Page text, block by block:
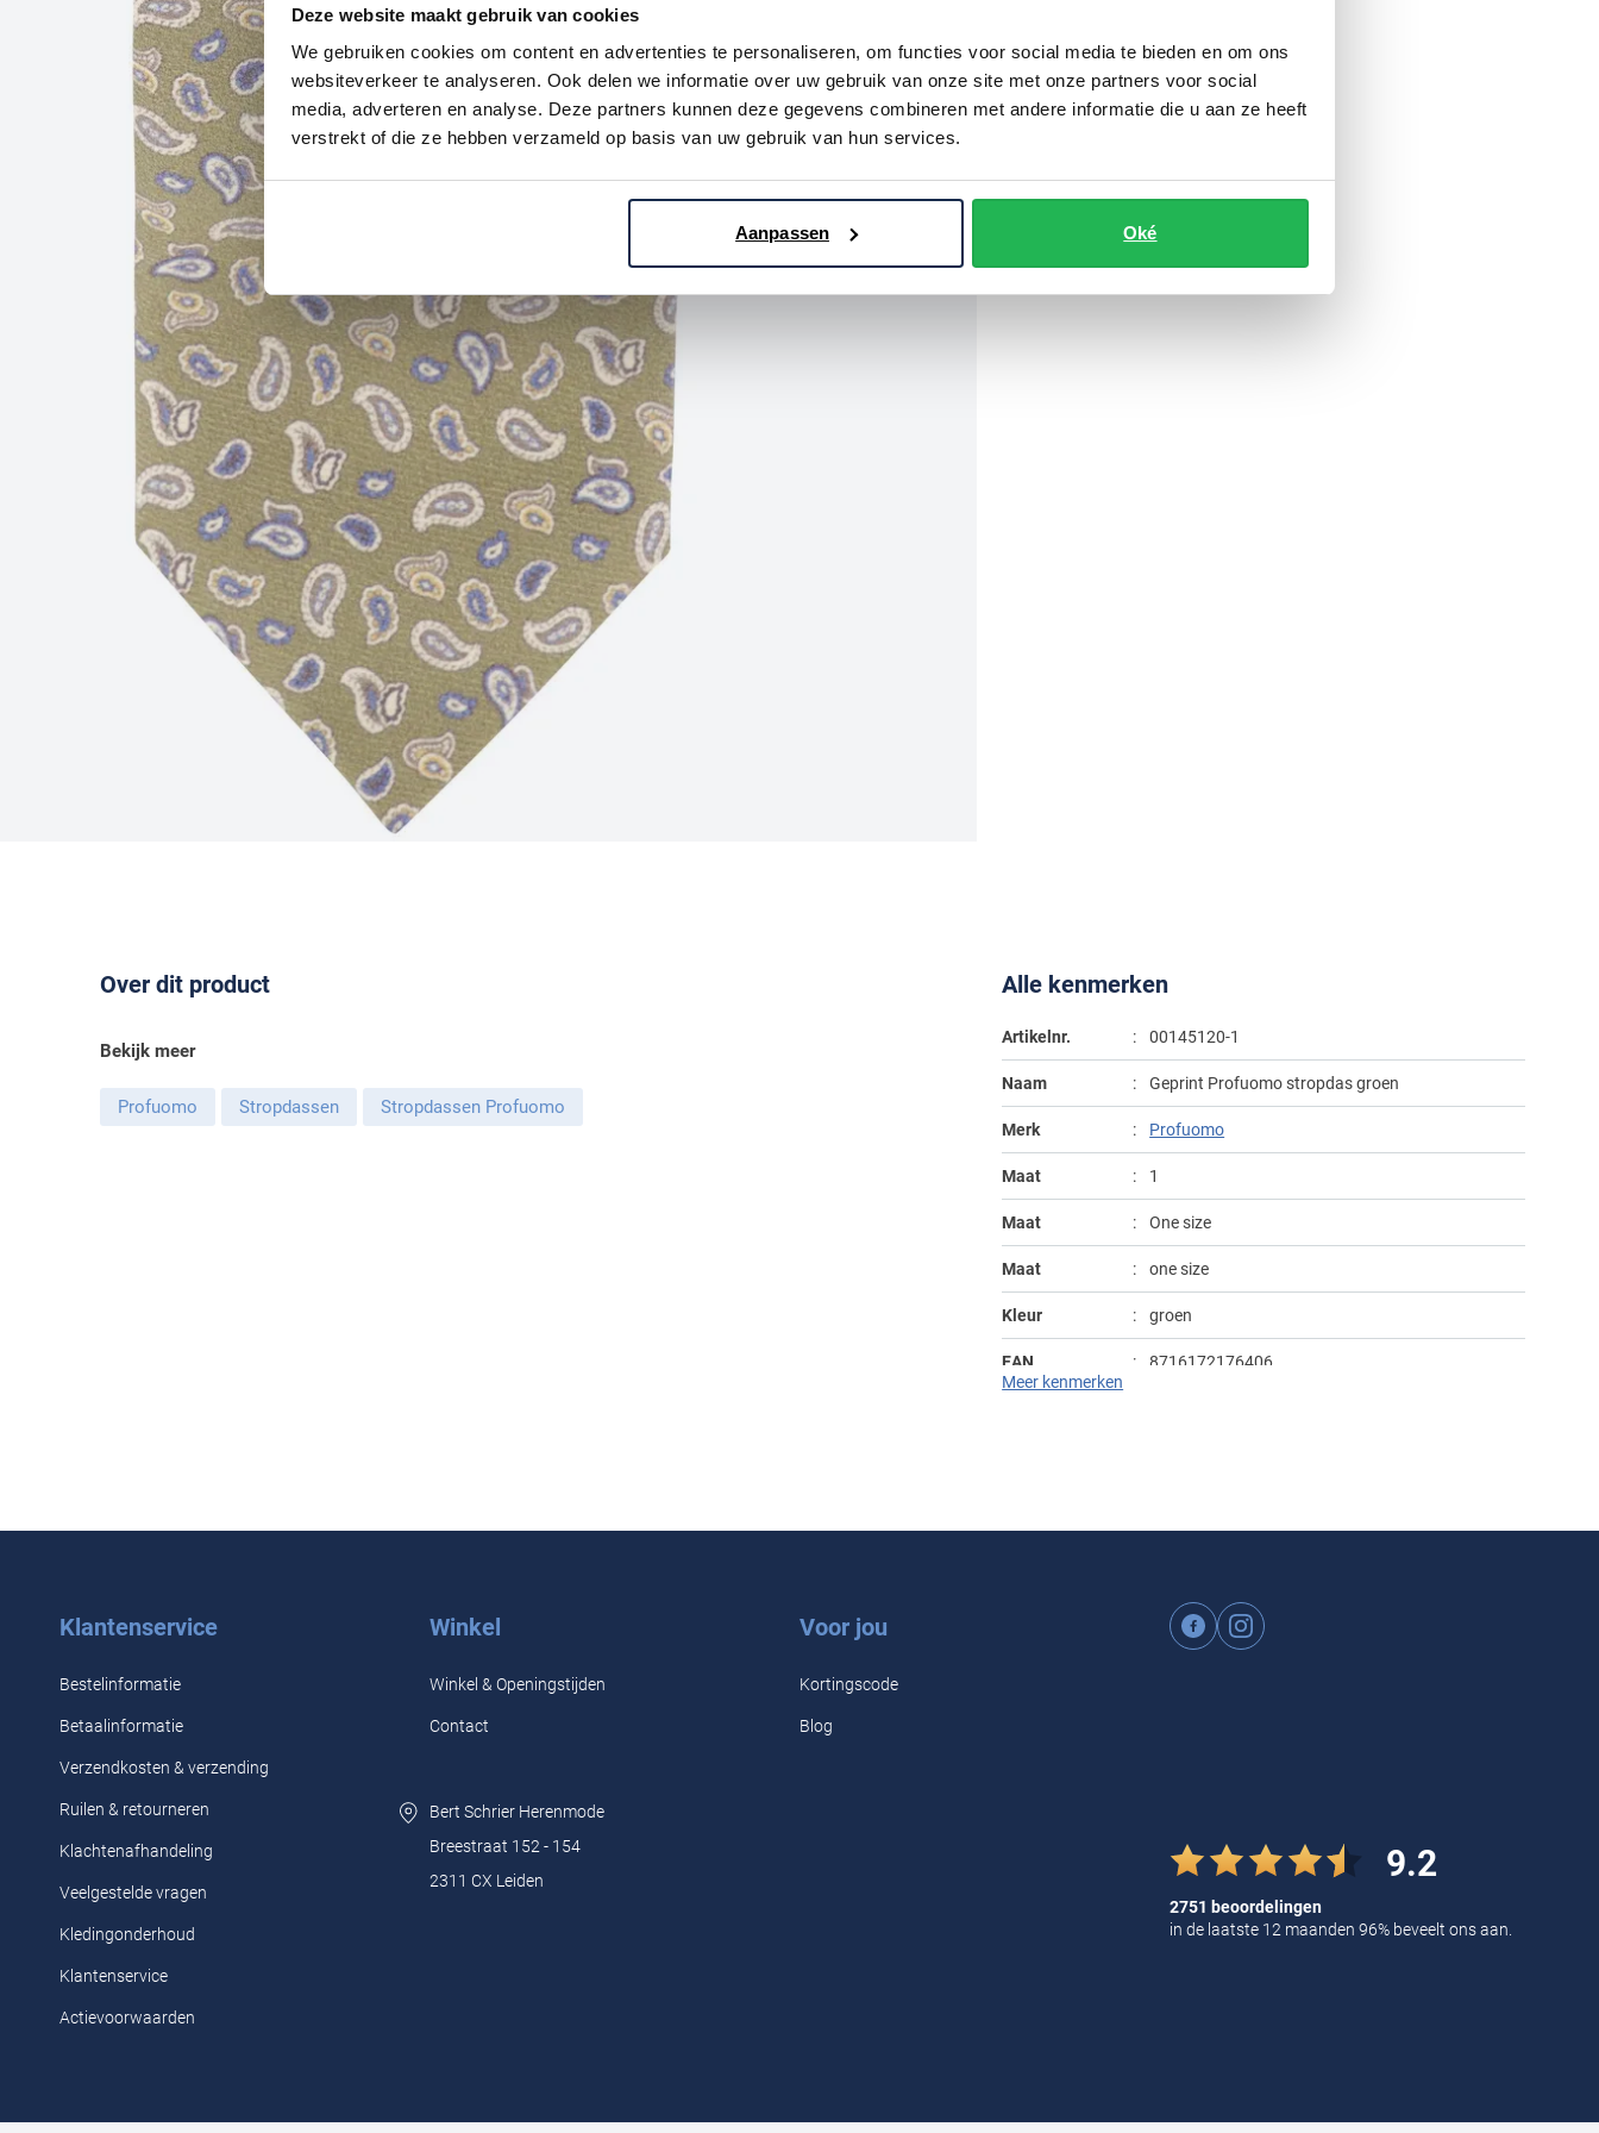
Deze website maakt gebruik van cookies
We gebruiken cookies om content en advertenties te personaliseren, om functies voor social media te bieden en om ons
websiteverkeer te analyseren. Ook delen we informatie over uw gebruik van onze site met onze partners voor social
media, adverteren en analyse. Deze partners kunnen deze gegevens combineren met andere informatie die u aan ze heeft
verstrekt of die ze hebben verzameld op basis van uw gebruik van hun services.
Aanpassen Oké
Over dit product
Bekijk meer
Profuomo Stropdassen Stropdassen Profuomo
Alle kenmerken
Artikelnr. 00145120-1
Naam Geprint Profuomo stropdas groen
Merk Profuomo
Maat 1
Maat One size
Maat one size
Kleur groen
EAN 8716172176406
Meer kenmerken
Klantenservice
Bestelinformatie
Betaalinformatie
Verzendkosten & verzending
Ruilen & retourneren
Klachtenafhandeling
Veelgestelde vragen
Kledingonderhoud
Klantenservice
Actievoorwaarden
Winkel
Winkel & Openingstijden
Contact
Bert Schrier Herenmode
Breestraat 152 - 154
2311 CX Leiden
Voor jou
Kortingscode
Blog
9.2
2751 beoordelingen
in de laatste 12 maanden 96% beveelt ons aan.